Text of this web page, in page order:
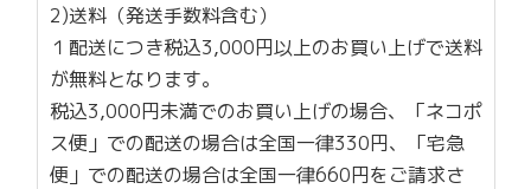
2)送料（発送手数料含む）
１配送につき税込3,000円以上のお買い上げで送料
が無料となります。
税込3,000円未満でのお買い上げの場合、「ネコポ
ス便」での配送の場合は全国一律330円、「宅急
便」での配送の場合は全国一律660円をご請求さ